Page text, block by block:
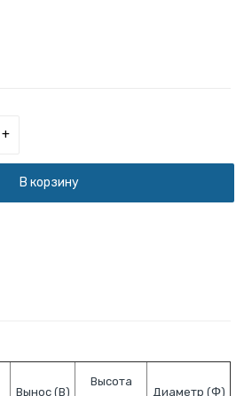
+
В корзину
Вынос (В)
Высота
Диаметр (Ф)